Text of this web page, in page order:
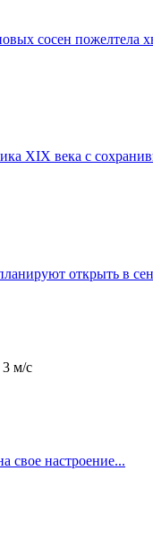
сосен пожелтела
XIX века с
открыть в
м/с
свое настроение...